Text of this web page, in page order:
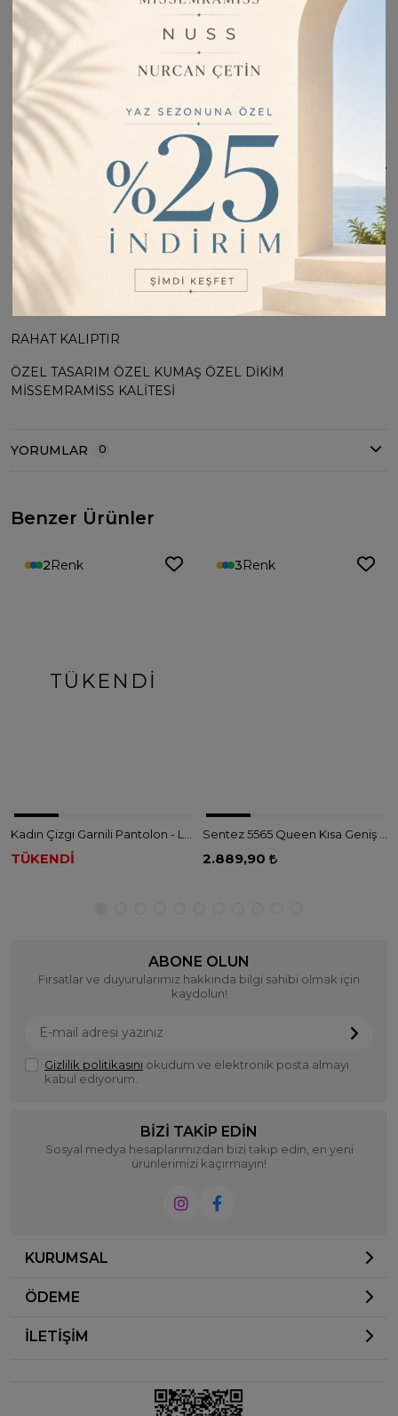
Stoğa Girince Haber Ver
Fiyatı Düşünce Haber Ver
İade Bilgisi:
Değişim Kabul Edilir
Bu Ürünü Paylaş
ÜRÜN BILGISI
ÜRÜN KUMAŞI : COTTON/PES
ÜRÜN BOYU : 90CM
MANKEN ÖLÇÜLERİ : 1.67 BOY 55 KG
RAHAT KALIPTIR
ÖZEL TASARIM ÖZEL KUMAŞ ÖZEL DİKİM
MİSSEMRAMİSS KALİTESİ
YORUMLAR 0
Benzer Ürünler
TÜKENDI
2Renk
TÜKENDİ
3Renk
2.889,90
ABONE OLUN
Fırsatlar ve duyurularımız hakkında bilgi sahibi olmak için
kaydolun!
Gizlilik politikasını okudum ve elektronik posta almayı
kabul ediyorum.
BIZI TAKIP EDIN
Sosyal medya hesaplarımızdan bizi takip edin, en yeni
ürünlerimizi kaçırmayın!
KURUMSAL
ÖDEME
İLETİŞİM